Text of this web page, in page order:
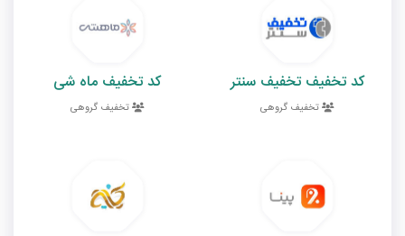
کد تخفیف تخفیف سنتر
تخفیف گروهی
کد تخفیف ماه شی
تخفیف گروهی